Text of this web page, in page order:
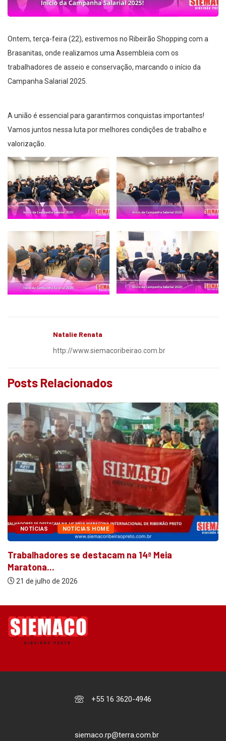
Ontem, terça-feira (22), estivemos no Ribeirão Shopping com a
Brasanitas, onde realizamos uma Assembleia com os
trabalhadores de asseio e conservação, marcando o início da
Campanha Salarial 2025.
A união é essencial para garantirmos conquistas importantes!
Vamos juntos nessa luta por melhores condições de trabalho e
valorização.
Natalie Renata
http://www.siemacoribeirao.com.br
Posts Relacionados
NOTÍCIAS NOTÍCIAS HOME
Trabalhadores se destacam na 14ª Meia
Maratona...
21 de julho de 2026
+55 16 3620-4946
siemaco.rp@terra.com.br